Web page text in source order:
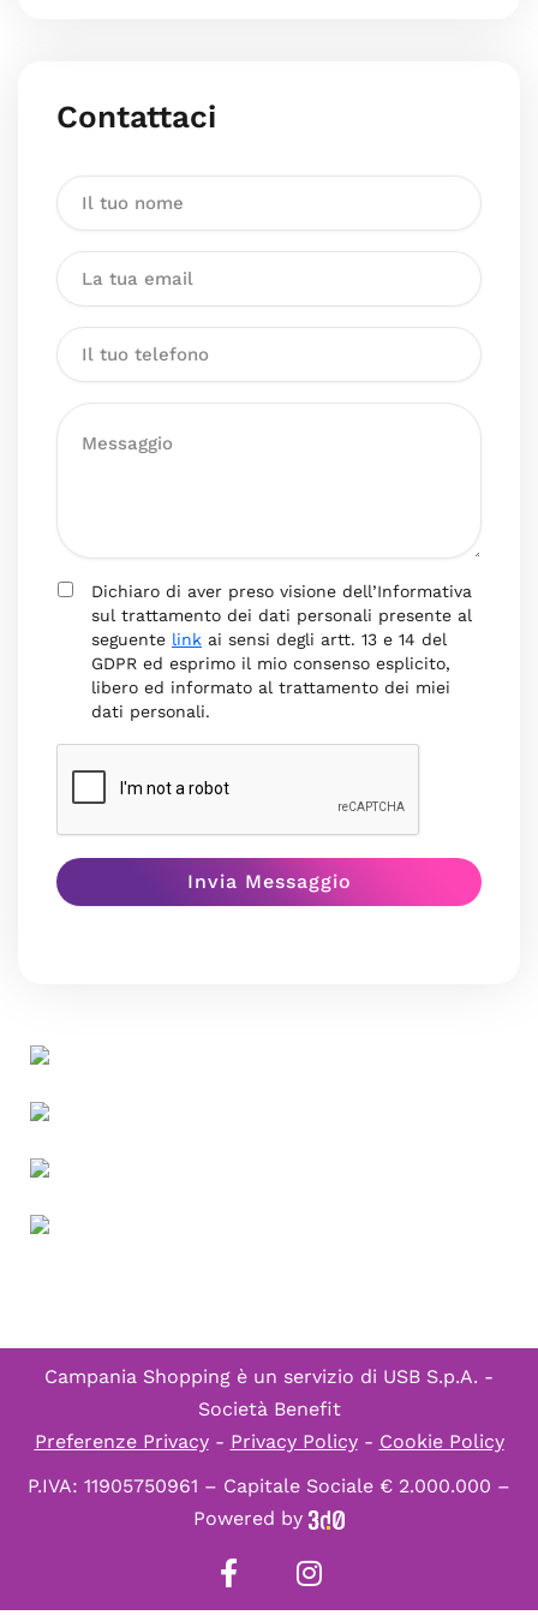
Contattaci
Dichiaro di aver preso visione dell’Informativa
sul trattamento dei dati personali presente al
seguente link ai sensi degli artt. 13 e 14 del
GDPR ed esprimo il mio consenso esplicito,
libero ed informato al trattamento dei miei
dati personali.
Campania Shopping è un servizio di USB S.p.A. -
Società Benefit
Preferenze Privacy- Privacy Policy- Cookie Policy
P.IVA: 11905750961 – Capitale Sociale € 2.000.000 –
Powered by